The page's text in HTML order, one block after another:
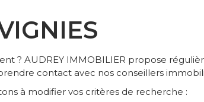
? AUDREY IMMOBILIER propose
contact avec nos conseillers
à modifier vos critères de recherche :